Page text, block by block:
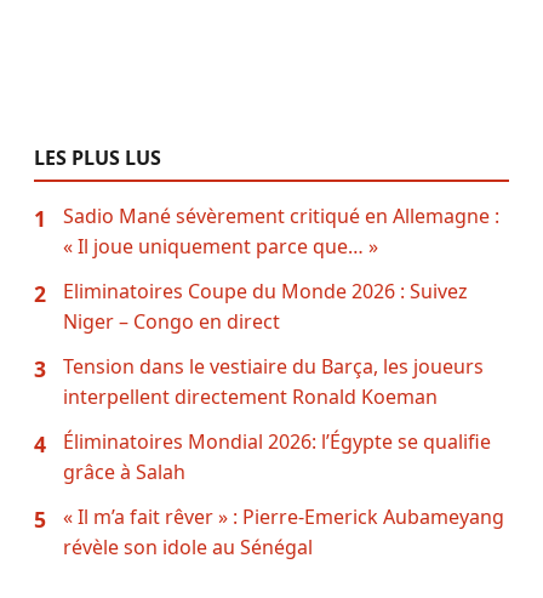
LES PLUS LUS
1
Sadio Mané sévèrement critiqué en Allemagne :
« Il joue uniquement parce que… »
2
Eliminatoires Coupe du Monde 2026 : Suivez
Niger – Congo en direct
3
Tension dans le vestiaire du Barça, les joueurs
interpellent directement Ronald Koeman
4
Éliminatoires Mondial 2026: l’Égypte se qualifie
grâce à Salah
5
« Il m’a fait rêver » : Pierre-Emerick Aubameyang
révèle son idole au Sénégal